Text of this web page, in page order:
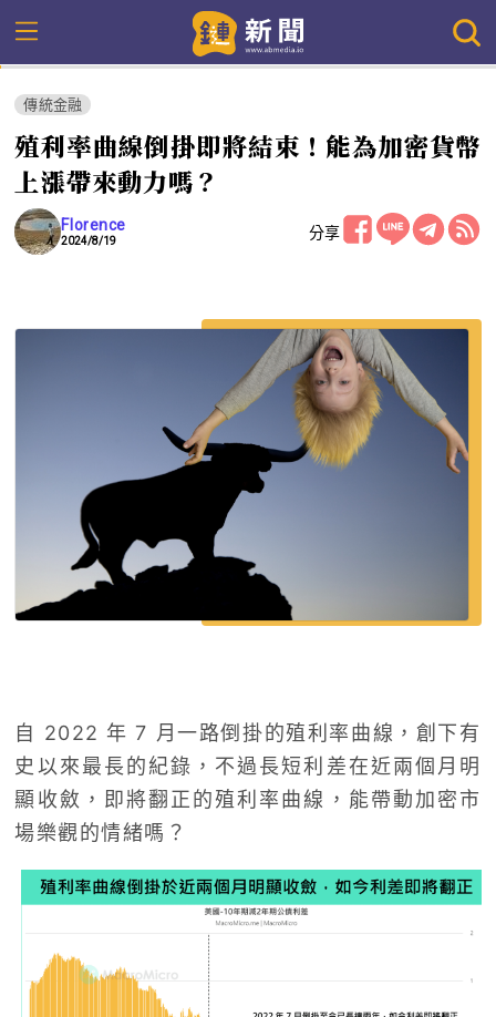
傳統金融
殖利率曲線倒掛即將結束！能為加密貨幣
上漲帶來動力嗎？
Florence
2024/8/19 分享
自 2022 年 7 月一路倒掛的殖利率曲線，創下有
史以來最長的紀錄，不過長短利差在近兩個月明
顯收斂，即將翻正的殖利率曲線，能帶動加密市
場樂觀的情緒嗎？